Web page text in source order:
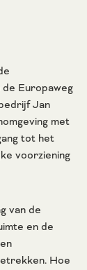
Europaweg
Jan
met
tot het
voorziening
van de
en de
Hoe